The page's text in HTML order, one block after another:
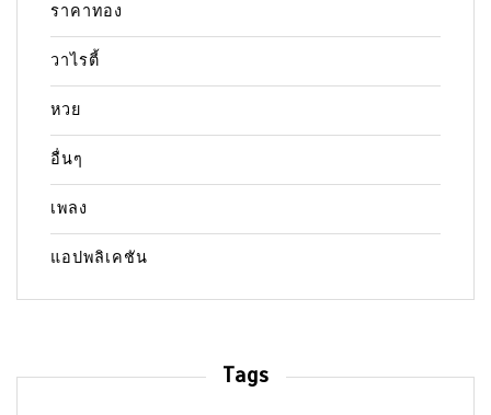
ราคาทอง
วาไรตี้
หวย
อื่นๆ
เพลง
แอปพลิเคชัน
Tags